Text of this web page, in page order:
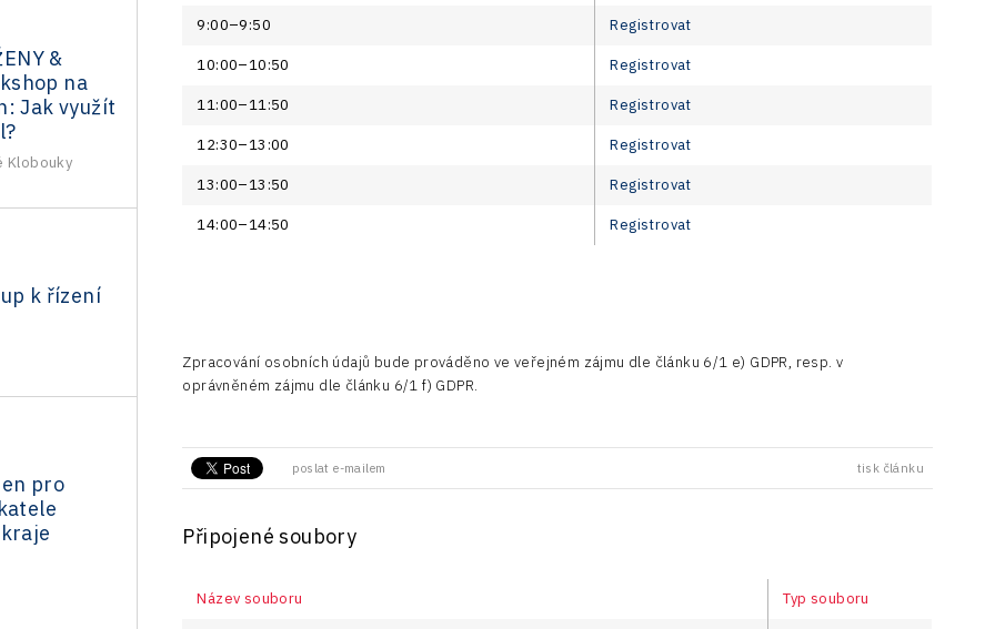
&
na
Jak využít
Klobouky
k řízení
pro
9:00–9:50 Registrovat
10:00–10:50 Registrovat
11:00–11:50 Registrovat
12:30–13:00 Registrovat
13:00–13:50 Registrovat
14:00–14:50 Registrovat
Zpracování osobních údajů bude prováděno ve veřejném zájmu dle článku 6/1 e) GDPR, resp. v
oprávněném zájmu dle článku 6/1 f) GDPR.
poslat e-mailem tisk článku
Připojené soubory
Název souboru Typ souboru